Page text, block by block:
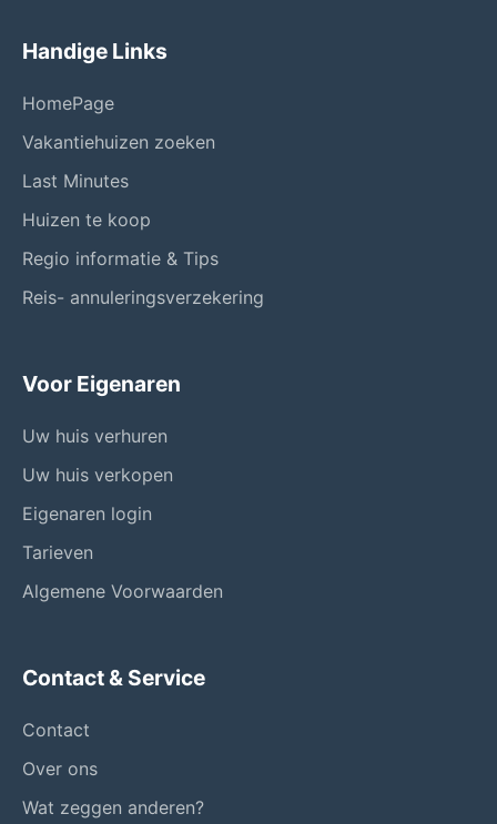
Handige Links
HomePage
Vakantiehuizen zoeken
Last Minutes
Huizen te koop
Regio informatie & Tips
Reis- annuleringsverzekering
Voor Eigenaren
Uw huis verhuren
Uw huis verkopen
Eigenaren login
Tarieven
Algemene Voorwaarden
Contact & Service
Contact
Over ons
Wat zeggen anderen?